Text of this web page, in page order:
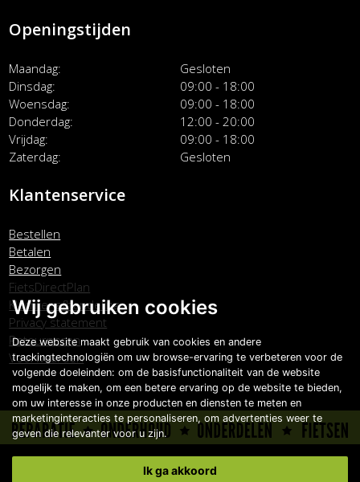
Openingstijden
Maandag
Gesloten
Dinsdag
09:00 - 18:00
Woensdag
09:00 - 18:00
Donderdag
12:00 - 20:00
Vrijdag
09:00 - 18:00
Zaterdag
Gesloten
Klantenservice
Bestellen
Betalen
Bezorgen
FietsDirectPlan
Klachtenafhandeling
Privacy statement
Retourneren
Voorwaarden
Copyright © Carlo Boonstra de Fietsspecialist 2026
Wij gebruiken cookies
Deze website maakt gebruik van cookies en andere
trackingtechnologiën om uw browse-ervaring te verbeteren voor de
volgende doeleinden: om de basisfunctionaliteit van de website
mogelijk te maken, om een betere ervaring op de website te bieden,
om uw interesse in onze producten en diensten te meten en
marketinginteracties te personaliseren, om advertenties weer te
geven die relevanter voor u zijn.
Ik ga akkoord